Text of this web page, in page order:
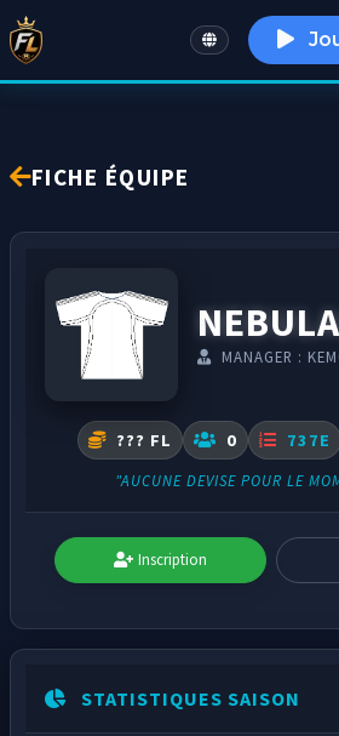
English
FICHE ÉQUIPE
MANAGER :
??? FL 0 737E
"AUCUNE DEVISE POUR LE
Inscription
STATISTIQUES SAISON